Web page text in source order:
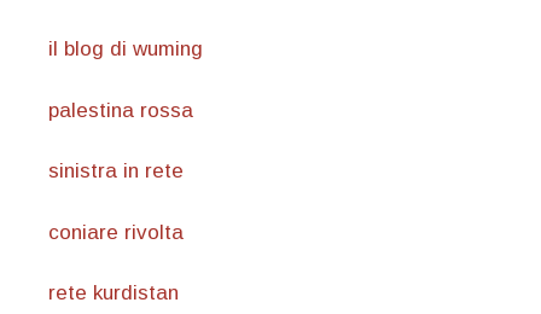
il blog di wuming
palestina rossa
sinistra in rete
coniare rivolta
rete kurdistan